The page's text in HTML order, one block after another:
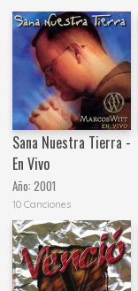
Sana Nuestra Tierra -
En Vivo
Año:2001
10 Canciones